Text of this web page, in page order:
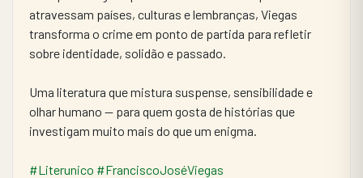
atravessam países, culturas e lembranças, Viegas
transforma o crime em ponto de partida para refletir
sobre identidade, solidão e passado.
Uma literatura que mistura suspense, sensibilidade e
olhar humano — para quem gosta de histórias que
investigam muito mais do que um enigma.
#Literunico #FranciscoJoséViegas